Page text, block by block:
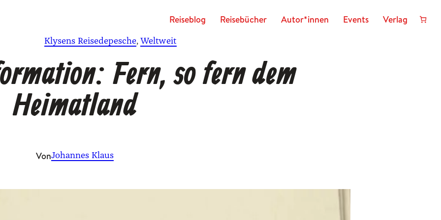
Rei­se­blog Reisebücher Autor*innen Events Verlag
Klysens Reisedepesche, Weltweit
Fern, so fern dem
Heimatland
VonJohannes Klaus